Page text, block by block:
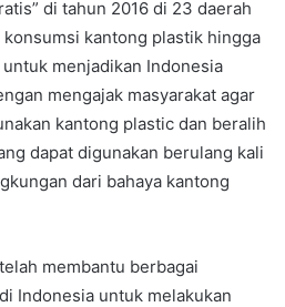
di tahun 2016 di 23 daerah
kantong plastik hingga
menjadikan Indonesia
mengajak masyarakat agar
kantong plastic dan beralih
dapat digunakan berulang kali
dari bahaya kantong
membantu berbagai
Indonesia untuk melakukan